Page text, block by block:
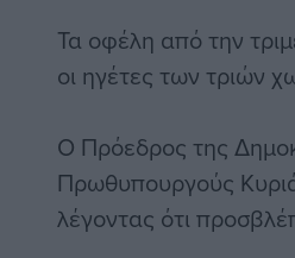
Τα οφέλη από την
οι ηγέτες των τριών
O Πρόεδρος της
Πρωθυπουργούς
λέγοντας ότι